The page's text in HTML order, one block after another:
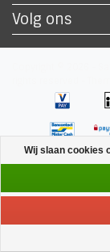
Volg ons
Wij slaan cookies